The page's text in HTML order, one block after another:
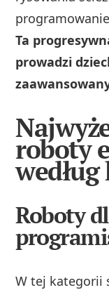
Ta
prowadzi
roboty
Roboty
W tej kategorii